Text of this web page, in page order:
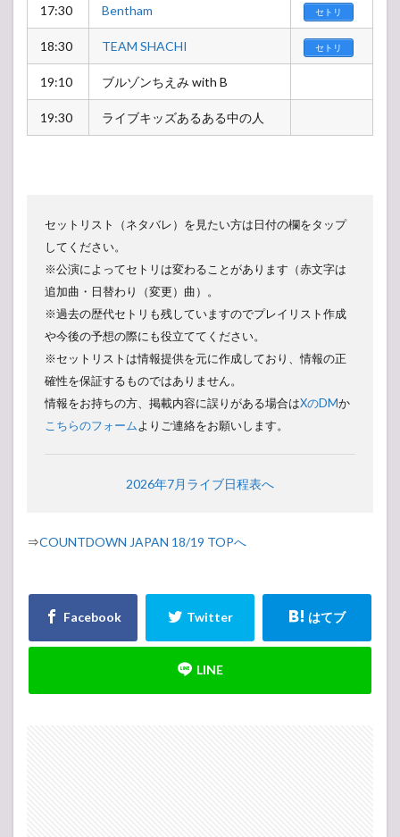
17:30 Bentham セトリ
18:30 TEAM SHACHI セトリ
19:10 ブルゾンちえみ with B
19:30 ライブキッズあるある中の人
セットリスト（ネタバレ）を見たい方は日付の欄をタップ
してください。
※公演によってセトリは変わることがあります（赤文字は
追加曲・日替わり（変更）曲）。
※過去の歴代セトリも残していますのでプレイリスト作成
や今後の予想の際にも役立ててください。
※セットリストは情報提供を元に作成しており、情報の正
確性を保証するものではありません。
情報をお持ちの方、掲載内容に誤りがある場合はXのDMか
こちらのフォームよりご連絡をお願いします。
2026年7月ライブ日程表へ
⇒COUNTDOWN JAPAN 18/19 TOPへ